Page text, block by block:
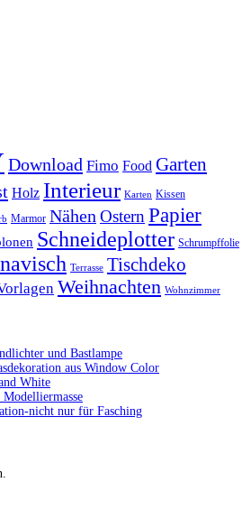
Download Fimo Food Garten
Holz Interieur Karten Kissen
Marmor Nähen Ostern Papier
Schneideplotter Schrumpffolie
Terrasse Tischdeko
Weihnachten Wohnzimmer
und Bastlampe
aus Window Color
White
nicht nur für Fasching